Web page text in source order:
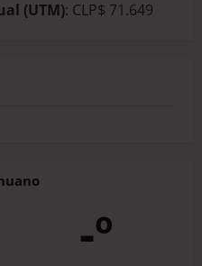
(UTM): CLP$ 71.649
-º